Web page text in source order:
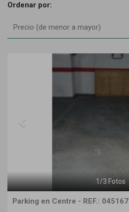
Ordenar por:
Precio (de menor a mayor)
Previous
1 /3 Fotos
Parking en Centre - REF.: 045167